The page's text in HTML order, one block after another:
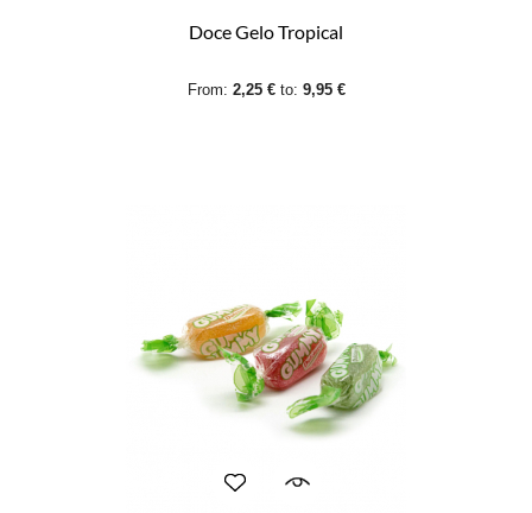
Doce Gelo Tropical
From: 2,25 € to: 9,95 €